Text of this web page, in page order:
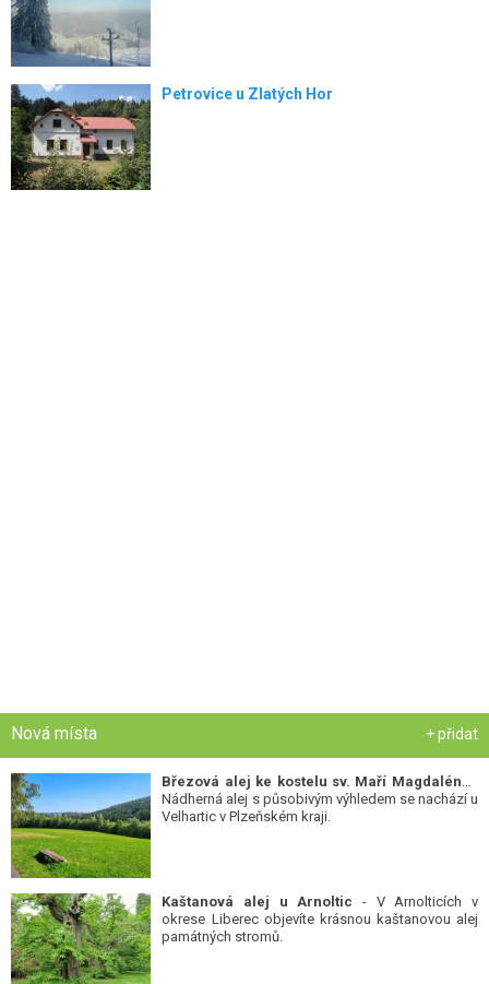
Petrovice u Zlatých Hor
Nová místa + přidat
Nádherná alej s působivým výhledem se nachází u
Velhartic v Plzeňském kraji.
Kaštanová alej u Arnoltic - V Arnolticích v
okrese Liberec objevíte krásnou kaštanovou alej
památných stromů.